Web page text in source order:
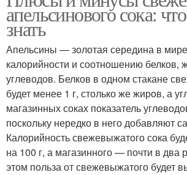
апельсинового сока:
знать
Апельсины — золотая середина в
калорийности и соотношению белков,
углеводов. Белков в одном стакане
будет менее 1 г, столько же жиров, а
магазинных соках показатель
поскольку нередко в него добавляют
Калорийность свежевыжатого сока
на 100 г, а магазинного — почти в два
этом польза от свежевыжатого будет